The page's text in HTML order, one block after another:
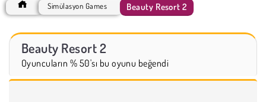
Simülasyon Games Beauty Resort 2
Beauty Resort 2
Oyuncuların % 50'sı bu oyunu beğendi